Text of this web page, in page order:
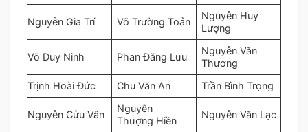
Nguyễn Gia Trí Võ Trường Toản
Nguyễn Huy
Lượng
Võ Duy Ninh Phan Đăng Lưu
Nguyễn Văn
Thương
Trịnh Hoài Đức
Chu Văn An Trần Bình Trọng
Nguyễn Cửu Vân
Nguyễn
Thượng Hiền
Nguyễn Văn Lạc